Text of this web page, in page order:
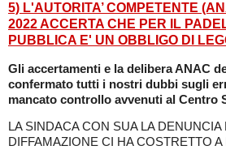
5) L'AUTORITA’ COMPETENTE
2022 ACCERTA CHE PER IL
PUBBLICA E' UN OBBLIGO DI
Gli accertamenti e la delibera ANAC
confermato tutti i nostri dubbi sugli
mancato controllo avvenuti al Centro
LA SINDACA CON SUA LA DENUNCIA
DIFFAMAZIONE CI HA COSTRETTO